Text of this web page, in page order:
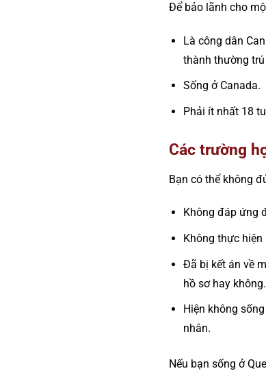
Để bảo lãnh cho
Là công dân
thành thường
Sống ở Canada.
Phải ít nhất 18
Các trường
Bạn có thể không
Không đáp ứng
Không thực
Đã bị kết án về
hồ sơ hay không.
Hiện không
nhân.
Nếu bạn sống ở